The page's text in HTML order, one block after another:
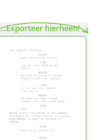
...Exporteer hierheen!